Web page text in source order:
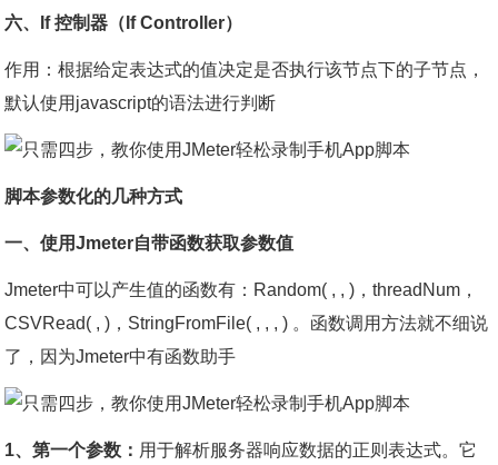
六、If 控制器（If Controller）
作用：根据给定表达式的值决定是否执行该节点下的子节点，
默认使用javascript的语法进行判断
脚本参数化的几种方式
一、使用Jmeter自带函数获取参数值
Jmeter中可以产生值的函数有：Random( , , )，threadNum，
CSVRead( , )，StringFromFile( , , , ) 。函数调用方法就不细说
了，因为Jmeter中有函数助手
1、第一个参数： 用于解析服务器响应数据的正则表达式。它